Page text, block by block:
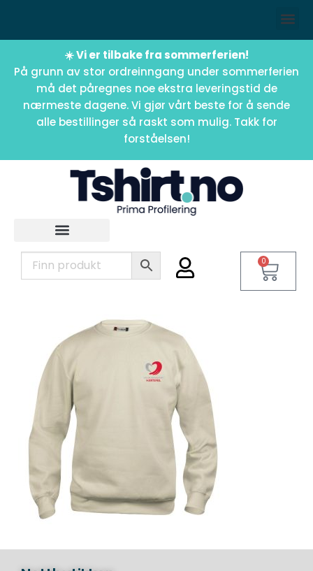
☀️ Vi er tilbake fra sommerferien!
På grunn av stor ordreinngang under sommerferien
må det påregnes noe ekstra leveringstid de
nærmeste dagene. Vi gjør vårt beste for å sende
alle bestillinger så raskt som mulig. Takk for
forståelsen!
0